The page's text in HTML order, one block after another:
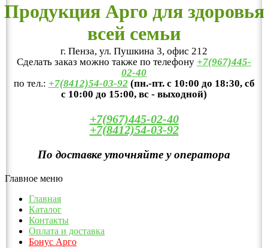
Продукция Арго для здоровья
всей семьи
г. Пенза, ул. Пушкина 3, офис 212
Сделать заказ можно также по телефону +7(967)445-
02-40
по тел.: +7(8412)54-03-92 (пн.-пт. с 10:00 до 18:30, сб
с 10:00 до 15:00, вс - выходной)
+7(967)445-02-40
+7(8412)54-03-92
По доставке уточняйте у оператора
Главное меню
Главная
Каталог
Контакты
Оплата и доставка
Бонус Арго